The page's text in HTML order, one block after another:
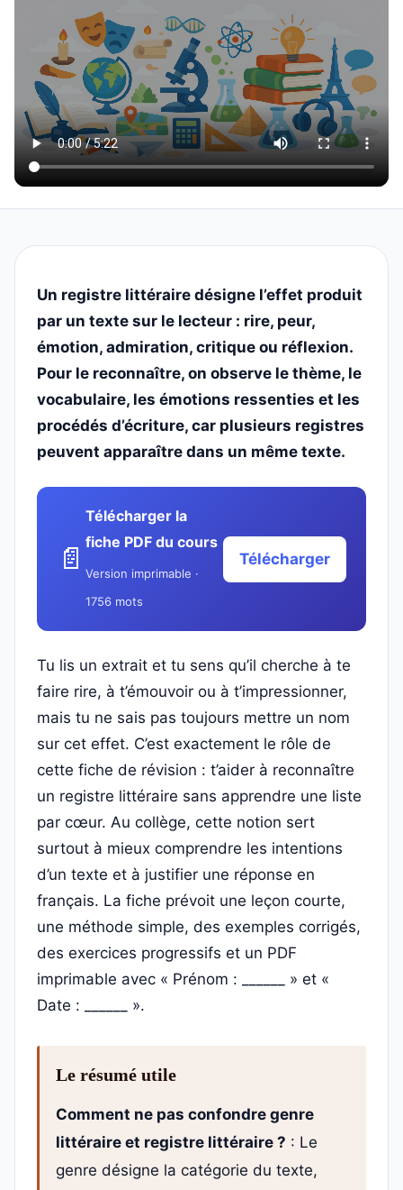
Un registre littéraire désigne l’effet produit
par un texte sur le lecteur : rire, peur,
émotion, admiration, critique ou réflexion.
Pour le reconnaître, on observe le thème, le
vocabulaire, les émotions ressenties et les
procédés d’écriture, car plusieurs registres
peuvent apparaître dans un même texte.
📄
Télécharger la
fiche PDF du cours
Version imprimable ·
1756 mots
Télécharger
Tu lis un extrait et tu sens qu’il cherche à te
faire rire, à t’émouvoir ou à t’impressionner,
mais tu ne sais pas toujours mettre un nom
sur cet effet. C’est exactement le rôle de
cette fiche de révision : t’aider à reconnaître
un registre littéraire sans apprendre une liste
par cœur. Au collège, cette notion sert
surtout à mieux comprendre les intentions
d’un texte et à justifier une réponse en
français. La fiche prévoit une leçon courte,
une méthode simple, des exemples corrigés,
des exercices progressifs et un PDF
imprimable avec « Prénom : ______ » et «
Date : ______ ».
Le résumé utile
Comment ne pas confondre genre
littéraire et registre littéraire ? : Le
genre désigne la catégorie du texte,